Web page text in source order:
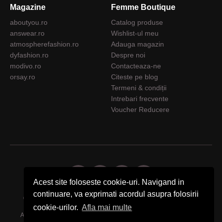
Acest site foloseste cookie-uri. Navigand in
continuare, va exprimati acordul asupra folosirii
cookie-urilor. Afla mai multe
Magazine
aboutyou.ro
answear.ro
atmospherefashion.ro
dyfashion.ro
modivo.ro
orsay.ro
Femme Boutique
Catalog produse
Wishlist-ul meu
Adauga magazin
Despre noi
Contacteaza-ne
Citeste pe blog
Termeni & condiții
Intrebari frecvente
Voucher Reducere
© 2026 Femme Boutique - Descopera. Cumpara. Exprima-ti stilul.
Acest site foloseste cookie-uri. Navigand in continuare, va exprimati